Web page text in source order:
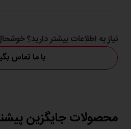
طعمی بی نظیر با استفاده از
نیاز به اطلاعات بیشتر دارید؟
با ما تماس
محصولات جایگزین